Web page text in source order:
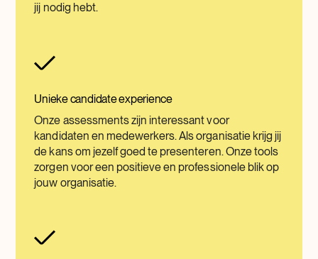
jij nodig hebt.
Unieke candidate experience
Onze assessments zijn interessant voor
kandidaten en medewerkers. Als organisatie krijg jij
de kans om jezelf goed te presenteren. Onze tools
zorgen voor een positieve en professionele blik op
jouw organisatie.